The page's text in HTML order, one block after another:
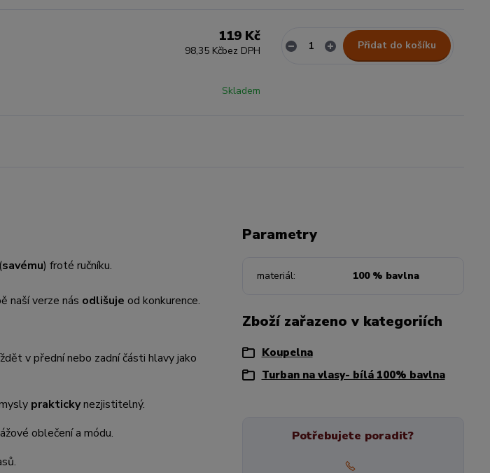
119 Kč
98,35 Kčbez DPH
Skladem
Přidat do košíku
savému) froté ručníku.
naší verze nás odlišuje od konkurence.
v přední nebo zadní části hlavy jako
praktickynezjistitelný.
oblečení a módu.
Parametry
materiál 100 % bavlna
Zboží zařazeno v kategoriích
Koupelna
Turban na vlasy- bílá 100% bavlna
Potřebujete poradit?